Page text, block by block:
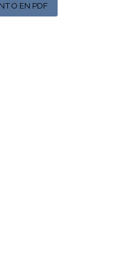
EN PDF